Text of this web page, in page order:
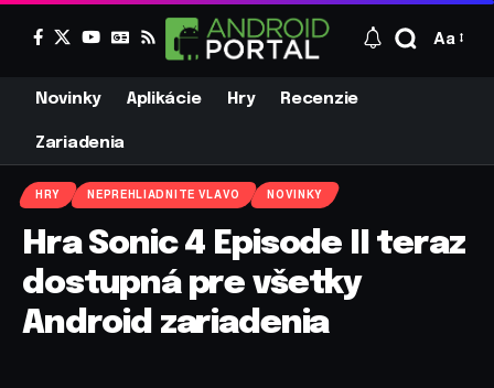
Aa
Novinky Aplikácie Hry Recenzie
Zariadenia
HRY NEPREHLIADNITE VLAVO NOVINKY
Hra Sonic 4 Episode II teraz
dostupná pre všetky
Android zariadenia